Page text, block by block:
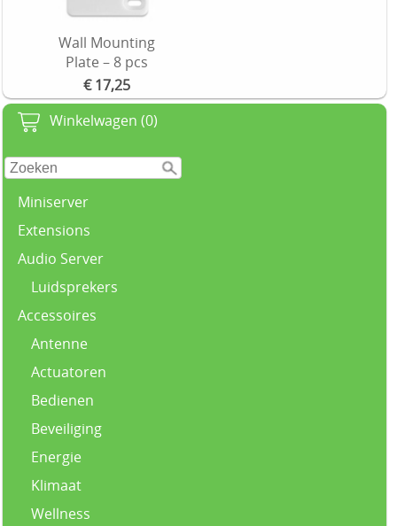
Winkelwagen (0)
Miniserver
Extensions
Audio Server
Luidsprekers
Accessoires
Antenne
Actuatoren
Bedienen
Beveiliging
Energie
Klimaat
Wellness
Wall Mounting
Plate – 8 pcs
€ 17,25